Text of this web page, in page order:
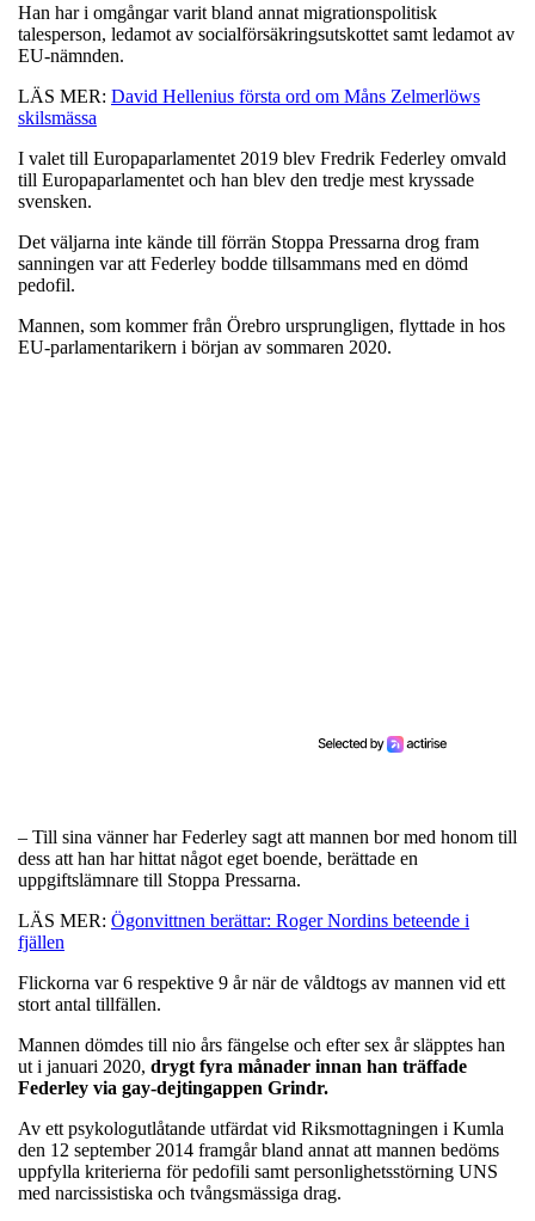
Han har i omgångar varit bland annat migrationspolitisk
talesperson, ledamot av socialförsäkringsutskottet samt ledamot av
EU-nämnden.
LÄS MER: David Hellenius första ord om Måns Zelmerlöws
skilsmässa
I valet till Europaparlamentet 2019 blev Fredrik Federley omvald
till Europaparlamentet och han blev den tredje mest kryssade
svensken.
Det väljarna inte kände till förrän Stoppa Pressarna drog fram
sanningen var att Federley bodde tillsammans med en dömd
pedofil.
Mannen, som kommer från Örebro ursprungligen, flyttade in hos
EU-parlamentarikern i början av sommaren 2020.
– Till sina vänner har Federley sagt att mannen bor med honom till
dess att han har hittat något eget boende, berättade en
uppgiftslämnare till Stoppa Pressarna.
LÄS MER: Ögonvittnen berättar: Roger Nordins beteende i
fjällen
Flickorna var 6 respektive 9 år när de våldtogs av mannen vid ett
stort antal tillfällen.
Mannen dömdes till nio års fängelse och efter sex år släpptes han
ut i januari 2020, drygt fyra månader innan han träffade
Federley via gay-dejtingappen Grindr.
Av ett psykologutlåtande utfärdat vid Riksmottagningen i Kumla
den 12 september 2014 framgår bland annat att mannen bedöms
uppfylla kriterierna för pedofili samt personlighetsstörning UNS
med narcissistiska och tvångsmässiga drag.